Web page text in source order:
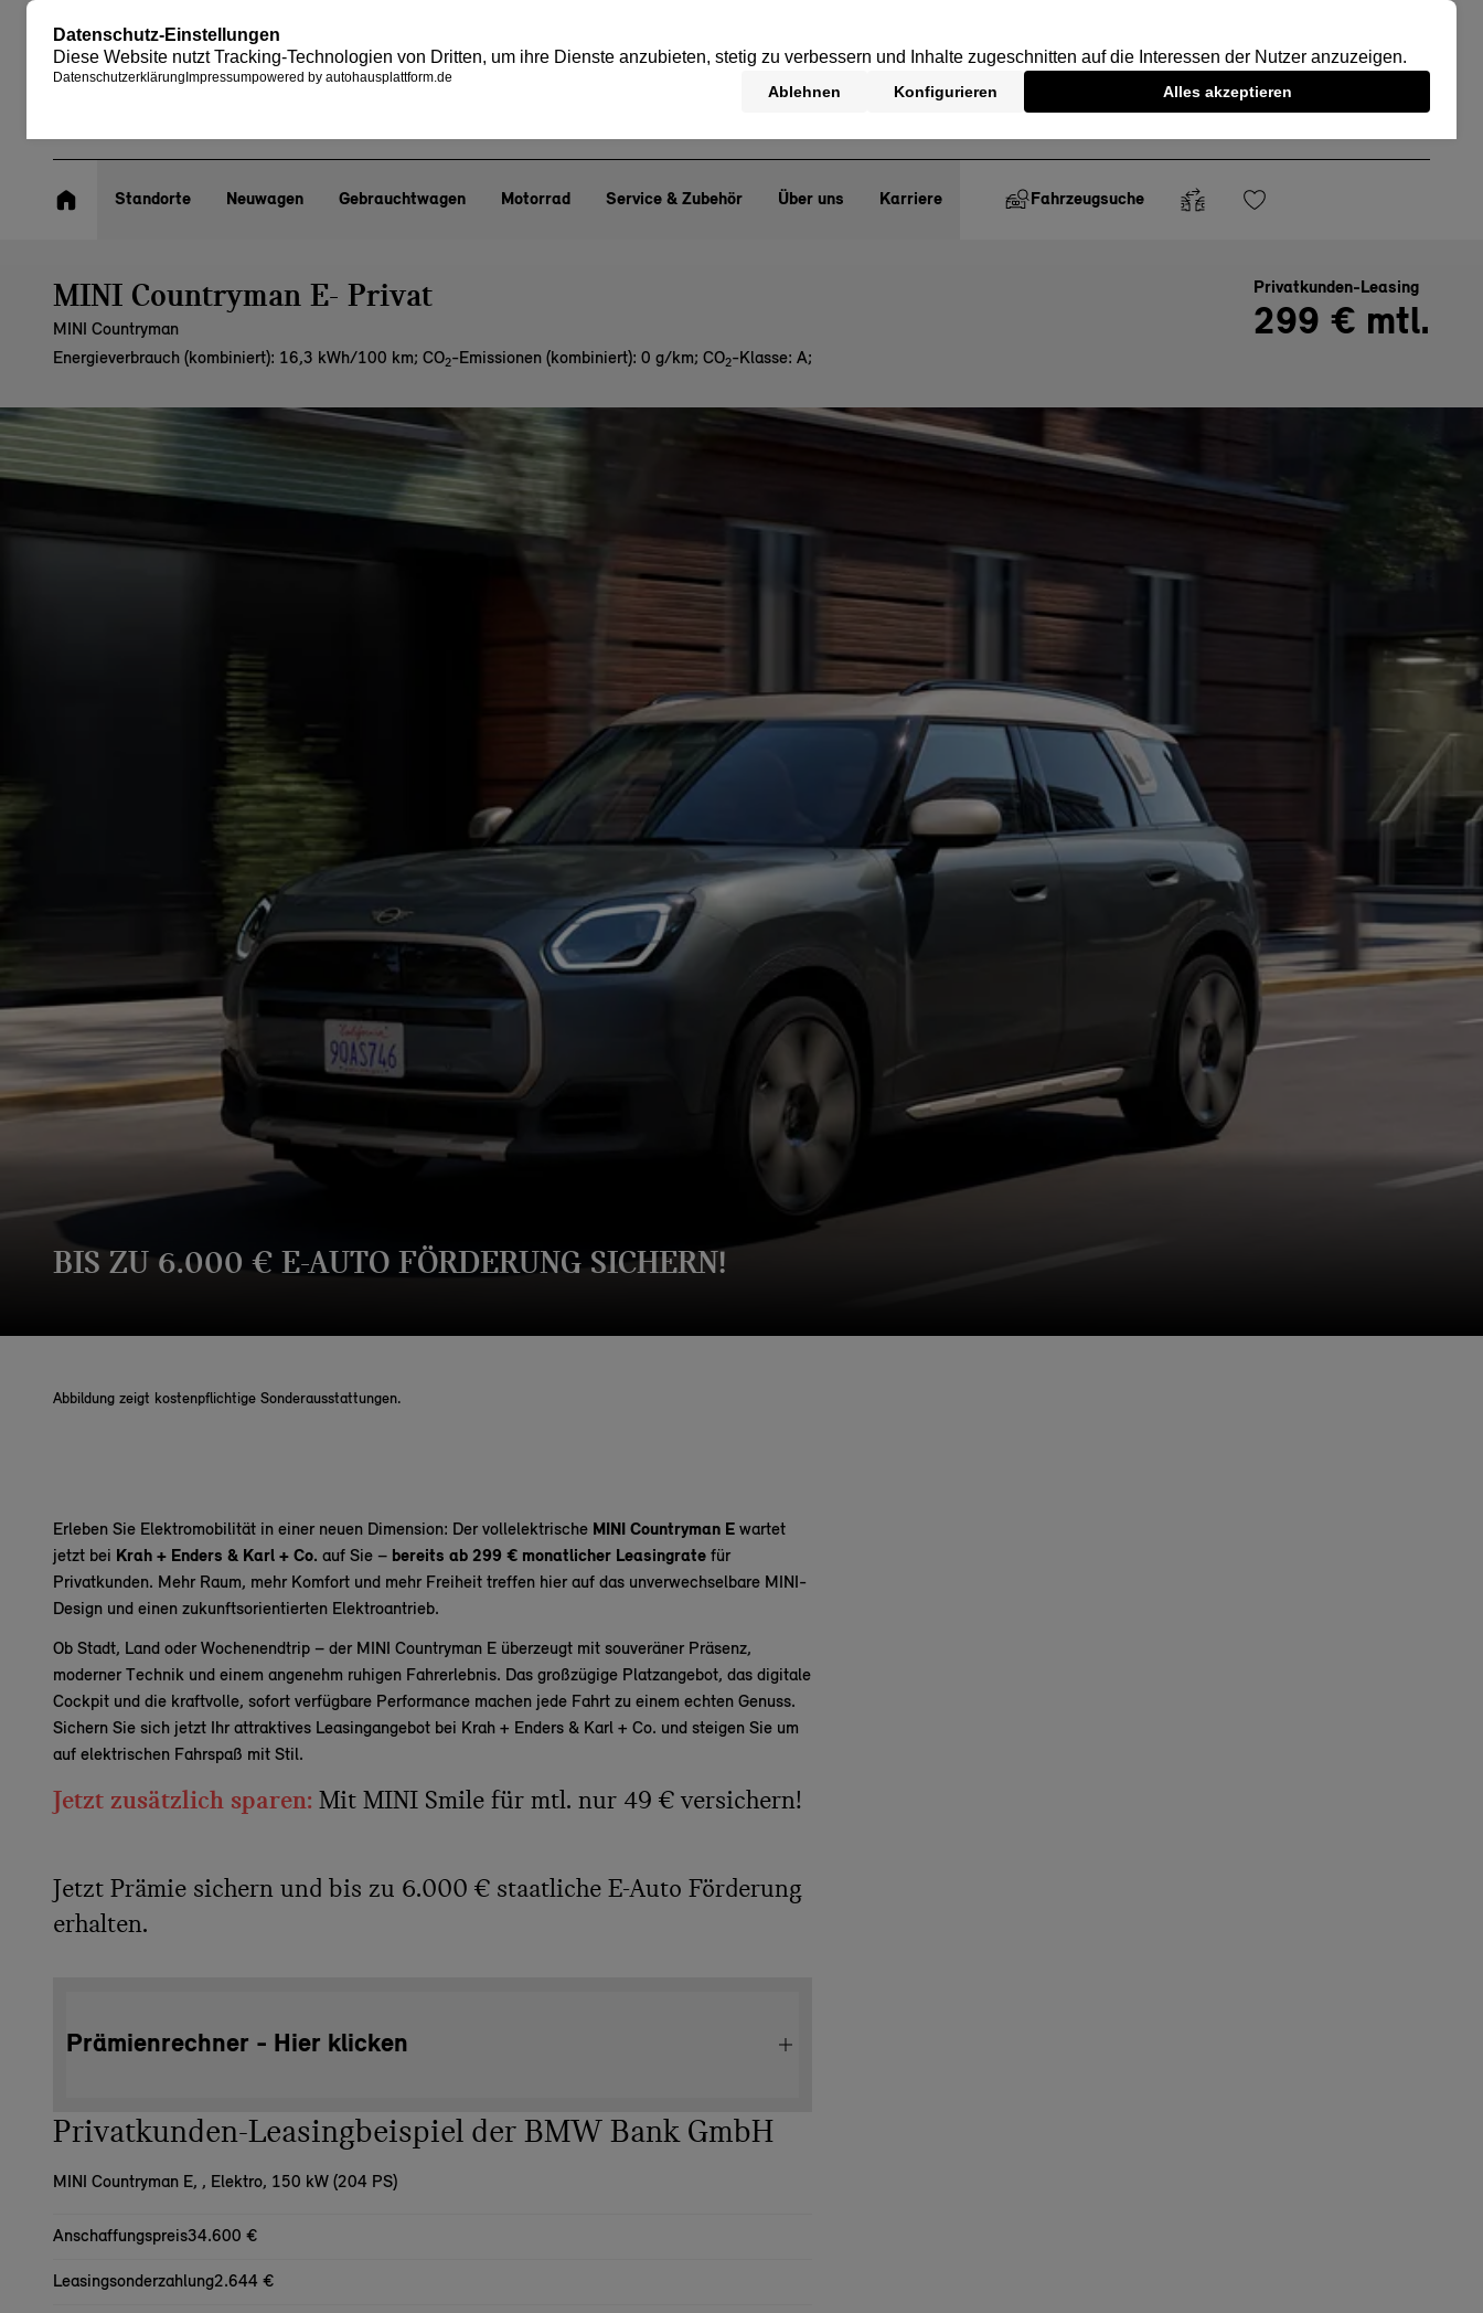
Standorte Neuwagen Gebrauchtwagen Motorrad Service & Zubehör Über uns Karriere Fahrzeugsuche
MINI Countryman E- Privat
MINI Countryman
Energieverbrauch (kombiniert): 16,3 kWh/100 km; CO2-Emissionen (kombiniert): 0 g/km; CO2-Klasse: A;
Privatkunden-Leasing
299 € mtl.
BIS ZU 6.000 € E-AUTO FÖRDERUNG SICHERN!
Abbildung zeigt kostenpflichtige Sonderausstattungen.
Erleben Sie Elektromobilität in einer neuen Dimension: Der vollelektrische MINI Countryman E wartet
jetzt bei Krah + Enders & Karl + Co. auf Sie – bereits ab 299 € monatlicher Leasingrate für
Privatkunden. Mehr Raum, mehr Komfort und mehr Freiheit treffen hier auf das unverwechselbare MINI-
Design und einen zukunftsorientierten Elektroantrieb.
Ob Stadt, Land oder Wochenendtrip – der MINI Countryman E überzeugt mit souveräner Präsenz,
moderner Technik und einem angenehm ruhigen Fahrerlebnis. Das großzügige Platzangebot, das digitale
Cockpit und die kraftvolle, sofort verfügbare Performance machen jede Fahrt zu einem echten Genuss.
Sichern Sie sich jetzt Ihr attraktives Leasingangebot bei Krah + Enders & Karl + Co. und steigen Sie um
auf elektrischen Fahrspaß mit Stil.
Jetzt zusätzlich sparen: Mit MINI Smile für mtl. nur 49 € versichern!
Jetzt Prämie sichern und bis zu 6.000 € staatliche E-Auto Förderung
erhalten.
Prämienrechner - Hier klicken
Privatkunden-Leasingbeispiel der BMW Bank GmbH
MINI Countryman E, , Elektro, 150 kW (204 PS)
Anschaffungspreis34.600 €
Leasingsonderzahlung2.644 €